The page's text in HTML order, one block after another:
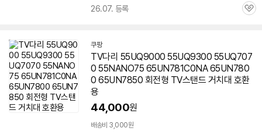
26.07. 등록
관
쿠팡
TV다리 55UQ9000 55UQ9300 55UQ707
0 55NANO75 65UN781C0NA 65UN780
0 65UN7850 회전형 TV스탠드 거치대 호환
용
44,000원
배송비 3,000원